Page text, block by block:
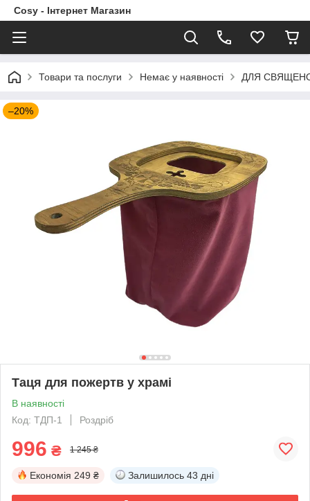
Cosy - Інтернет Магазин
Товари та послуги Немає у наявності ДЛЯ
–20%
Таця для пожертв у храмі
В наявності
Код: ТДП-1
Роздріб
996 ₴ 1 245 ₴
Економія 249 ₴ Залишилось 43 дні